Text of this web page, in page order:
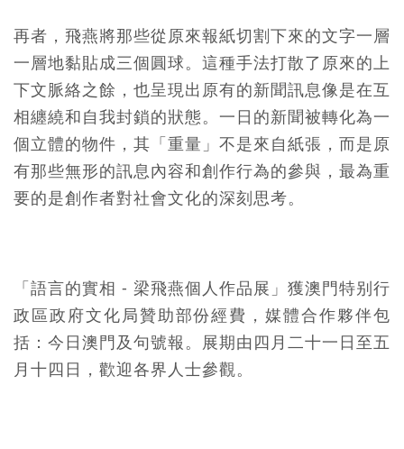
再者，飛燕將那些從原來報紙切割下來的文字一層
一層地黏貼成三個圓球。這種手法打散了原來的上
下文脈絡之餘，也呈現出原有的新聞訊息像是在互
相纏繞和自我封鎖的狀態。一日的新聞被轉化為一
個立體的物件，其「重量」不是來自紙張，而是原
有那些無形的訊息內容和創作行為的參與，最為重
要的是創作者對社會文化的深刻思考。
「語言的實相 - 梁飛燕個人作品展」獲澳門特别行
政區政府文化局贊助部份經費，媒體合作夥伴包
括：今日澳門及句號報。展期由四月二十一日至五
月十四日，歡迎各界人士參觀。